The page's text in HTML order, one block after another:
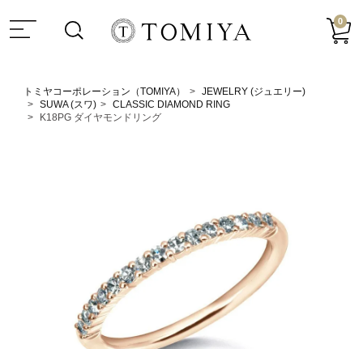
0
トミヤコーポレーション（TOMIYA）
JEWELRY (ジュエリー)
SUWA (スワ)
CLASSIC DIAMOND RING
K18PG ダイヤモンドリング